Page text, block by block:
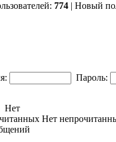
774 | Новый
Пароль:
Нет